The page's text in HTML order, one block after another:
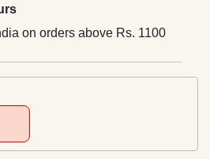
on orders above Rs. 1100